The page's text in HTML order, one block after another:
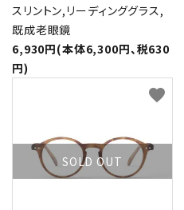
スリントン,リーディンググラス,
既成老眼鏡
6,930円(本体6,300円、税630
円)
SOLD OUT
favorite